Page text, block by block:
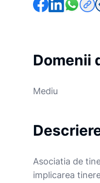
Domenii
Mediu
Asociatia de
implicarea